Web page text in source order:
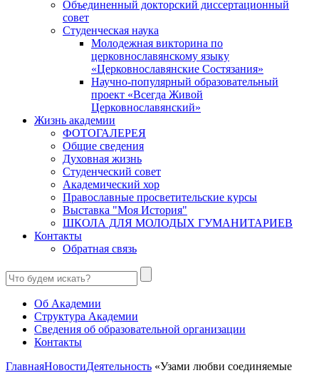
Объединенный докторский диссертационный
совет
Студенческая наука
Молодежная викторина по
церковнославянскому языку
«Церковнославянские Состязания»
Научно-популярный образовательный
проект «Всегда Живой
Церковнославянский»
Жизнь академии
ФОТОГАЛЕРЕЯ
Общие сведения
Духовная жизнь
Студенческий совет
Академический хор
Православные просветительские курсы
Выставка "Моя История"
ШКОЛА ДЛЯ МОЛОДЫХ ГУМАНИТАРИЕВ
Контакты
Обратная связь
Об Академии
Структура Академии
Сведения об образовательной организации
Контакты
ГлавнаяНовостиДеятельность «Узами любви соединяемые